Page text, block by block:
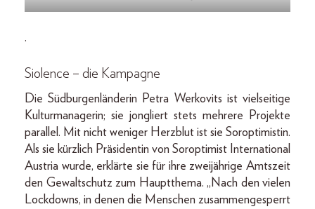
.
Siolence – die Kampagne
Die Südburgenländerin Petra Werkovits ist vielseitige
Kulturmanagerin; sie jongliert stets mehrere Projekte
parallel. Mit nicht weniger Herzblut ist sie Soroptimistin.
Als sie kürzlich Präsidentin von Soroptimist International
Austria wurde, erklärte sie für ihre zweijährige Amtszeit
den Gewaltschutz zum Hauptthema. „Nach den vielen
Lockdowns, in denen die Menschen zusammengesperrt